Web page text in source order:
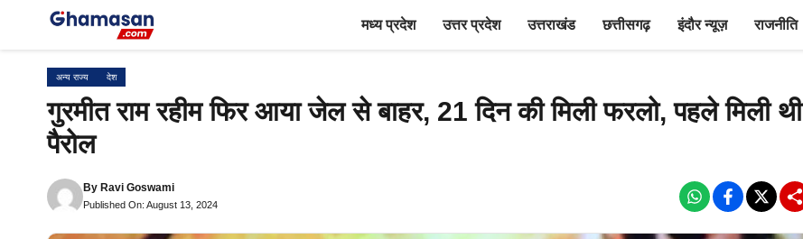
मध्य प्रदेश उत्तर प्रदेश उत्तराखंड छत्तीसगढ़ इंदौर न्यूज़ राजनीति
अन्य राज्य देश
गुरमीत राम रहीम फिर आया जेल से बाहर, 21 दिन की मिली फरलो, पहले मिली थी
पैरोल
By Ravi Goswami
Published On: August 13, 2024